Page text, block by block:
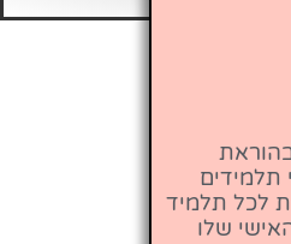
25 שנים בהוראת
לכל תלמיד
שלו